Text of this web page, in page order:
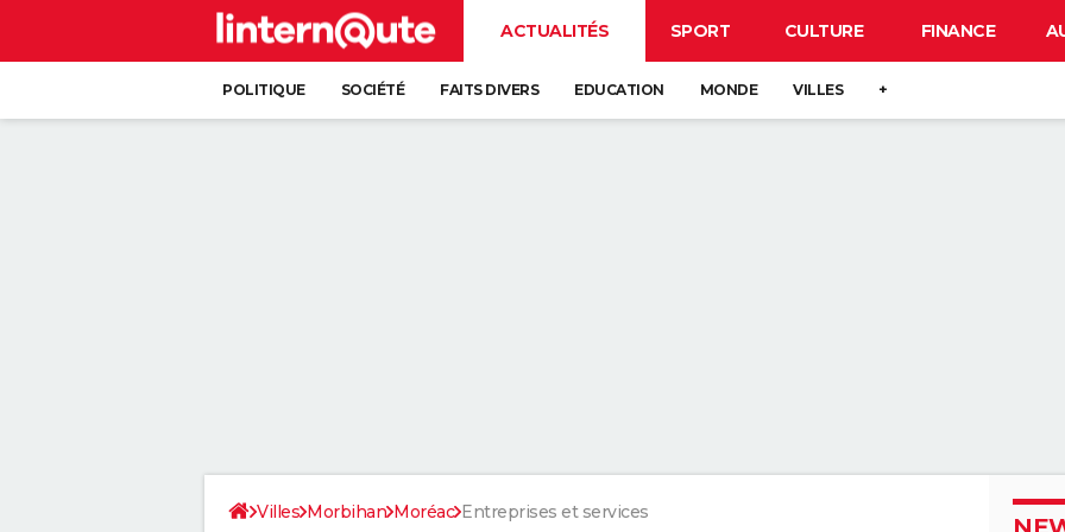
ACTUALITÉS SPORT CULTURE FINANCE
POLITIQUE SOCIÉTÉ FAITS DIVERS EDUCATION MONDE VILLES +
Villes Morbihan Moréac Entreprises et services